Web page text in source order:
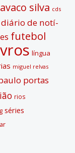
silva cds
diário de notí­
futebol
lí­ngua
miguel relvas
portas
rios
séries